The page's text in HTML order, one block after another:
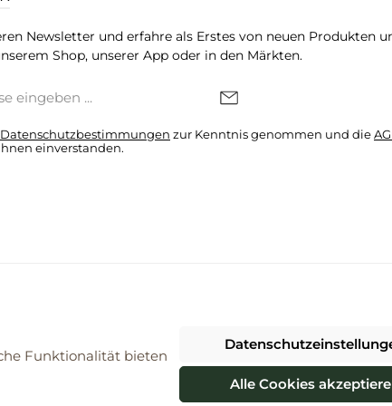
Newsletter und erfahre als Erstes von neuen Produkten
Shop, unserer App oder in den Märkten.
Datenschutzbestimmungen zur Kenntnis genommen und die
einverstanden.
ProBiomarkt WebShop - Alle Rechte vorbehalten. Theme by
Vertrag widerrufen
Funktionalität bieten
Alle Cookies